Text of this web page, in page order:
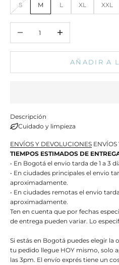
S M L XL XXL
AÑADIR A
Descripción
Cuidado y limpieza
ENVÍOS Y DEVOLUCIONES
TIEMPOS ESTIMADOS DE
• En Bogotá el envio tarda de 1 a 3
• En ciudades principales el envio
aproximadamente.
• En ciudades remotas el envio
aproximadamente.
Ten en cuenta que por fechas
de entrega pueden variar. Lo
Si estás en Bogotá puedes elegir la
tu pedido llegue HOY mismo, solo
las 3pm. El envío exprés tiene un